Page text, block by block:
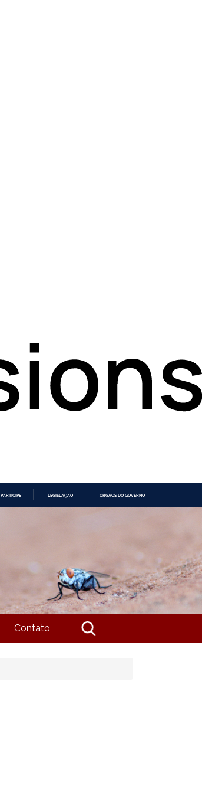
PARTICIPE LEGISLAÇÃO ÓRGÃOS DO GOVERNO
Contato